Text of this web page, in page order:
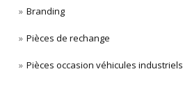
Branding
Pièces de rechange
Pièces occasion véhicules industriels